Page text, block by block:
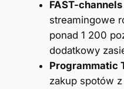
FAST-channels
streamingowe
ponad 1 200
dodatkowy
Programmatic
zakup spotów